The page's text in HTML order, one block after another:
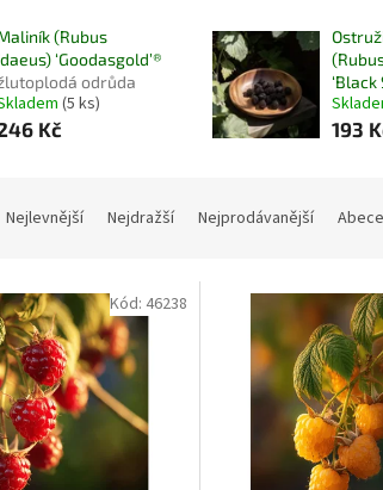
(Rubus
‘Goodasgold’®
odrůda
(5 ks)
Kč
‘Black
193
Nejlevnější Nejdražší Nejprodávanější
Kód: 46238